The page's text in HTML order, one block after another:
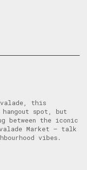
this
spot, but
between the iconic
Market – talk
vibes.